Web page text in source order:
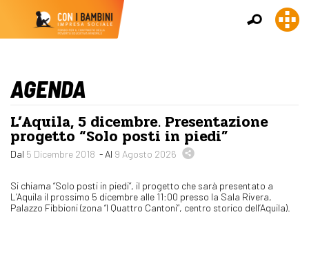
AGENDA
L’Aquila, 5 dicembre. Presentazione
progetto “Solo posti in piedi”
Dal 5 Dicembre 2018 - Al 9 Agosto 2026
Si chiama “Solo posti in piedi”, il progetto che sarà presentato a
L’Aquila il prossimo 5 dicembre alle 11:00 presso la Sala Rivera,
Palazzo Fibbioni (zona “I Quattro Cantoni”, centro storico dell’Aquila).